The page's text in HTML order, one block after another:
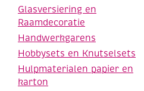
Glasversiering en
Raamdecoratie
Handwerkgarens
Hobbysets en Knutselsets
Hulpmaterialen papier en
karton